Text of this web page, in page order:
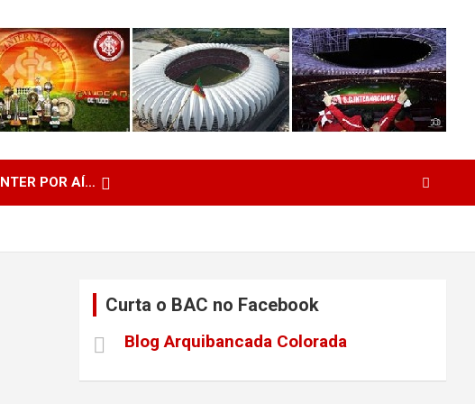
POR AÍ…
Curta o BAC no Facebook
Blog Arquibancada Colorada